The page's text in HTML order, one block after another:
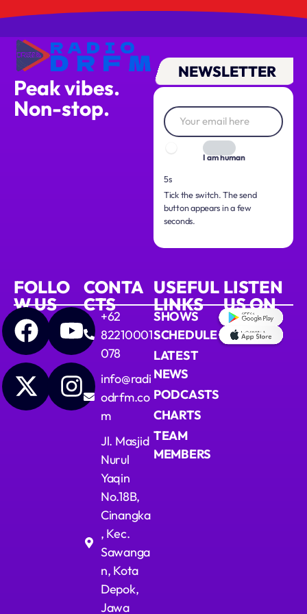
Peak vibes.
Non-stop.
NEWSLETTER
I am human
4s
Tick the switch. The send
button appears in a few
seconds.
FOLLO
W US
CONTA
CTS
+62
82210001
078
info@radi
odrfm.co
m
Jl. Masjid
Nurul
Yaqin
No.18B,
Cinangka
, Kec.
Sawanga
n, Kota
Depok,
Jawa
USEFUL
LINKS
SHOWS
SCHEDULE
LATEST
NEWS
PODCASTS
CHARTS
TEAM
MEMBERS
LISTEN
US ON